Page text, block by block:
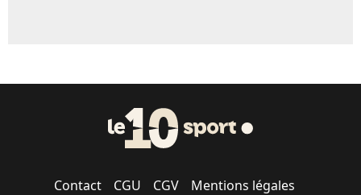
Contact CGU CGV Mentions légales